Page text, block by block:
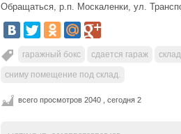
Обращаться, р.п. Москаленки, ул.
гаражный бокс сдается гараж
сниму помещение под склад.
всего просмотров 2040 , сегодня 2